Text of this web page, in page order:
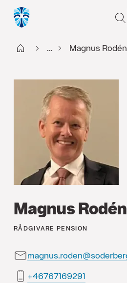
Start ... Magnus Rodén
Magnus Rodén
RÅDGIVARE PENSION
19296176764+